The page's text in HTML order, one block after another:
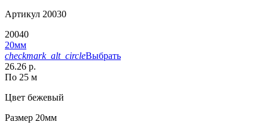
Артикул 20030
20040
20мм
checkmark_alt_circleВыбрать
26.26 р.
По 25 м
Цвет бежевый
Размер 20мм